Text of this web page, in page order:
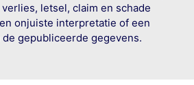
letsel, claim en schade
onjuiste interpretatie of een
gepubliceerde gegevens.